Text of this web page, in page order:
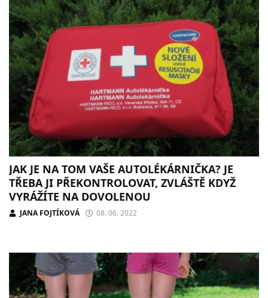
JAK JE NA TOM VAŠE AUTOLÉKÁRNIČKA? JE
TŘEBA JI PŘEKONTROLOVAT, ZVLÁŠTĚ KDYŽ
VYRÁŽÍTE NA DOVOLENOU
JANA FOJTÍKOVÁ 08. 06. 2022